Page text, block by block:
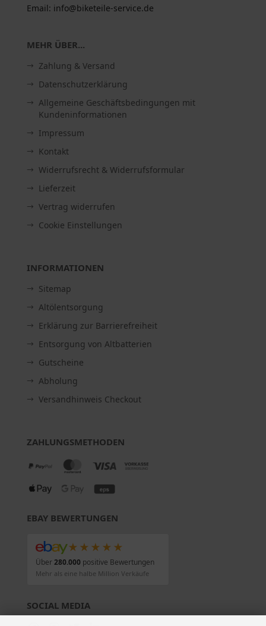
Email: info@biketeile-service.de
MEHR ÜBER...
Zahlung & Versand
Datenschutzerklärung
Allgemeine Geschäftsbedingungen mit
Kundeninformationen
Impressum
Kontakt
Widerrufsrecht & Widerrufsformular
Lieferzeit
Vertrag widerrufen
Cookie Einstellungen
INFORMATIONEN
Sitemap
Altölentsorgung
Erklärung zur Barrierefreiheit
Entsorgung von Altbatterien
Gutscheine
Abholung
Versandhinweis Checkout
ZAHLUNGSMETHODEN
EBAY BEWERTUNGEN
★★★★★
Über280.000positive Bewertungen
Mehr als eine halbe Million Verkäufe
SOCIAL MEDIA